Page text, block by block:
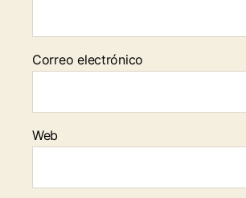
Correo electrónico
Web